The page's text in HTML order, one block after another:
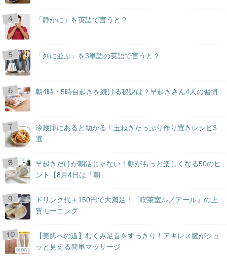
「静かに」を英語で言うと？
「列に並ぶ」を3単語の英語で言うと？
朝4時・5時台起きを続ける秘訣は？早起きさん4人の習慣
冷蔵庫にあると助かる！玉ねぎたっぷり作り置きレシピ3
選
早起きだけが朝活じゃない！朝がもっと楽しくなる50のヒ
ント【8月4日は「朝...
ドリンク代＋150円で大満足！「喫茶室ルノアール」の上
質モーニング
BLOG
【美脚への道】むくみ足首をすっきり！アキレス腱がシュ
ッと見える簡単マッサージ